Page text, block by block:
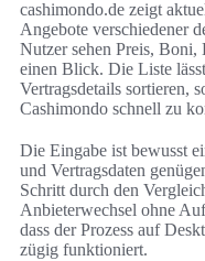
cashimondo.de zeigt
Angebote verschiedener
Nutzer sehen Preis,
einen Blick. Die Liste
Vertragsdetails sortieren,
Cashimondo schnell zu
Die Eingabe ist bewusst
und Vertragsdaten
Schritt durch den
Anbieterwechsel ohne
dass der Prozess auf
zügig funktioniert.